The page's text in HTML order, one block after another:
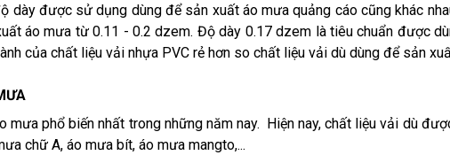
dày được sử dụng dùng để sản xuất áo mưa quảng cáo cũng khác
áo mưa từ 0.11 - 0.2 dzem. Độ dày 0.17 dzem là tiêu chuẩn được
của chất liệu vải nhựa PVC rẻ hơn so chất liệu vải dù dùng để sản
mưa phổ biến nhất trong những năm nay. Hiện nay, chất liệu vải dù
chữ A, áo mưa bít, áo mưa mangto,...